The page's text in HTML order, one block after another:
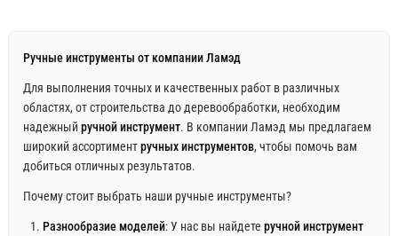
Ручные инструменты от компании Ламэд
Для выполнения точных и качественных работ в различных
областях, от строительства до деревообработки, необходим
надежный ручной инструмент. В компании Ламэд мы предлагаем
широкий ассортиментручных инструментов, чтобы помочь вам
добиться отличных результатов.
Почему стоит выбрать наши ручные инструменты?
Разнообразие моделей: У нас вы найдете ручной инструмент